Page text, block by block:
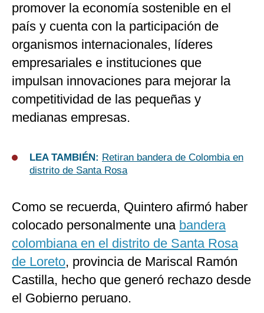
promover la economía sostenible en el
país y cuenta con la participación de
organismos internacionales, líderes
empresariales e instituciones que
impulsan innovaciones para mejorar la
competitividad de las pequeñas y
medianas empresas.
LEA TAMBIÉN: Retiran bandera de Colombia en
distrito de Santa Rosa
Como se recuerda, Quintero afirmó haber
colocado personalmente una bandera
colombiana en el distrito de Santa Rosa
de Loreto, provincia de Mariscal Ramón
Castilla, hecho que generó rechazo desde
el Gobierno peruano.